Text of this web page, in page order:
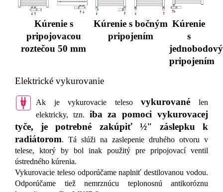
Kúrenie s
pripojovacou
roztečou 50 mm
Kúrenie s bočným
pripojením
Kúrenie
s
pripojením
Elektrické vykurovanie
Ak je vykurovacie telesovykurované len
elektricky, tzn. iba za pomoci vykurovacej
tyče, je potrebné zakúpiť ½" záslepku k
radiátorom. Tá slúži na zaslepenie druhého otvoru v
telese, ktorý by bol inak použitý pre pripojovací ventil
ústredného kúrenia.
Vykurovacie teleso odporúčame naplniť destilovanou vodou.
Odporúčame tiež nemrznúcu teplonosnú antikoróznu